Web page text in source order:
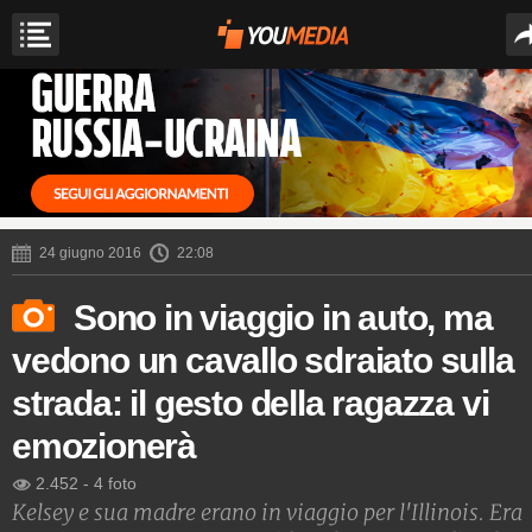
24 giugno 2016 22:08
Sono in viaggio in auto, ma
vedono un cavallo sdraiato sulla
strada: il gesto della ragazza vi
emozionerà
2.452 - 4 foto
Kelsey e sua madre erano in viaggio per l'Illinois. Era